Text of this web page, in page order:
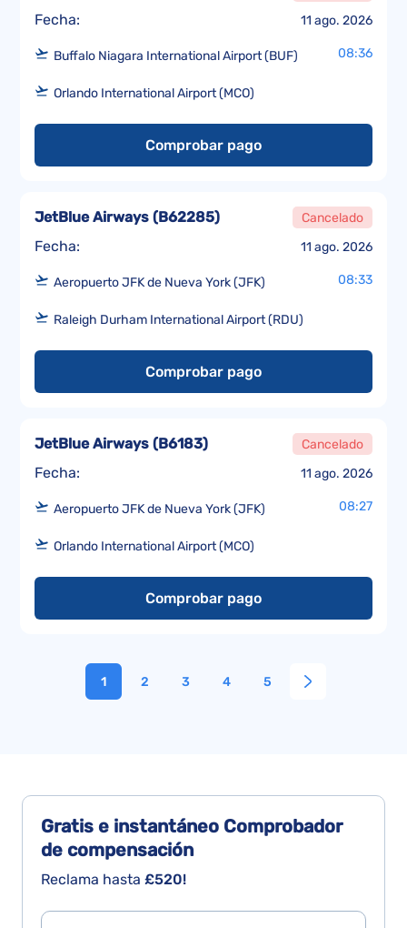
Fecha: 11 ago. 2026
Buffalo Niagara International Airport (BUF) 08:36
Orlando International Airport (MCO)
Comprobar pago
Fecha: 11 ago. 2026
JetBlue Airways (B62285) Cancelado
Aeropuerto JFK de Nueva York (JFK) 08:33
Raleigh Durham International Airport (RDU)
Comprobar pago
Fecha: 11 ago. 2026
JetBlue Airways (B6183) Cancelado
Aeropuerto JFK de Nueva York (JFK) 08:27
Orlando International Airport (MCO)
Comprobar pago
1 2 3 4 5
Gratis e instantáneo Comprobador
de compensación
Reclama hasta £520!